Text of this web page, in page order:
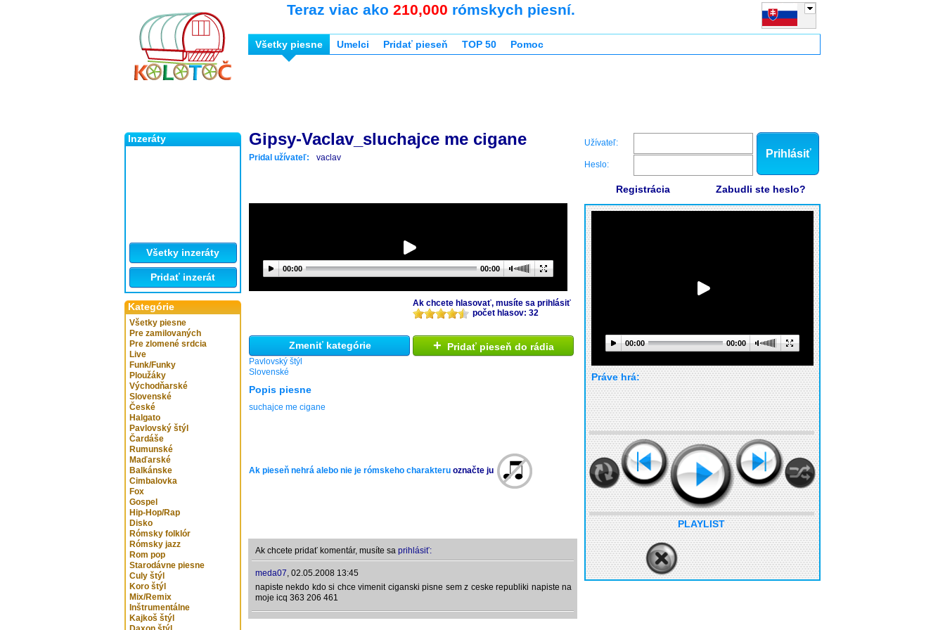
Inzeráty
Všetky inzeráty
Pridať inzerát
Kategórie
Všetky piesne
Pre zamilovaných
Pre zlomené srdcia
Live
Funk/Funky
Ploužáky
Východňarské
Slovenské
České
Halgato
Pavlovský štýl
Čardáše
Rumunské
Maďarské
Balkánske
Cimbalovka
Fox
Gospel
Hip-Hop/Rap
Disko
Rómsky folklór
Rómsky jazz
Rom pop
Starodávne piesne
Culy štýl
Koro štýl
Mix/Remix
Inštrumentálne
Kajkoš štýl
Teraz viac ako 210,000 rómskych piesní.
Všetky piesne Umelci Pridať pieseň TOP 50 Pomoc
Gipsy-Vaclav_sluchajce me cigane
Pridal užívateľ: vaclav
00:00 00:00
Ak chcete hlasovať, musíte sa prihlásiť
počet hlasov: 32
Zmeniť kategórie
Pavlovský štýl
Slovenské
+ Pridať pieseň do rádia
Popis piesne
suchajce me cigane
Ak pieseň nehrá alebo nie je rómskeho charakteru označte ju
Ak chcete pridať komentár, musíte sa prihlásiť:
meda07, 02.05.2008 13:45
napiste nekdo kdo si chce vimenit ciganski pisne sem z ceske republiki napiste na
moje icq 363 206 461
Užívateľ:
Heslo:
Prihlásiť
Registrácia Zabudli ste heslo?
00:00 00:00
Práve hrá:
PLAYLIST